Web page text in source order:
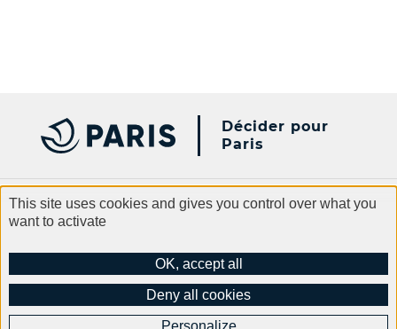
This site uses cookies and gives you control over what you
want to activate
OK, accept all
Deny all cookies
Personalize
Décider pour
Paris
Paris.fr